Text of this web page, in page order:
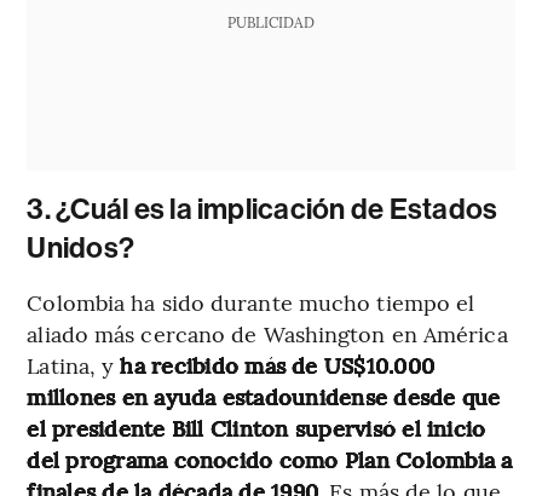
PUBLICIDAD
3. ¿Cuál es la implicación de Estados
Unidos?
Colombia ha sido durante mucho tiempo el
aliado más cercano de Washington en América
Latina, yha recibido más de US$10.000
millones en ayuda estadounidense desde que
el presidente Bill Clinton supervisó el inicio
del programa conocido como Plan Colombia a